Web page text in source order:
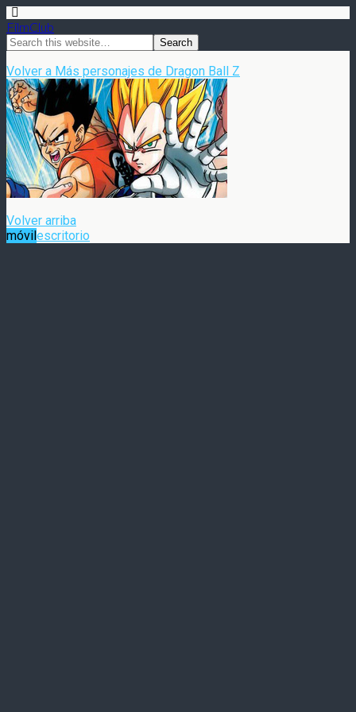
FilmClub
Volver a Más personajes de Dragon Ball Z
Volver arriba
móvilescritorio